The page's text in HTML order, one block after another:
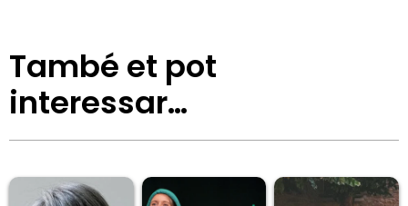
També et pot
interessar…